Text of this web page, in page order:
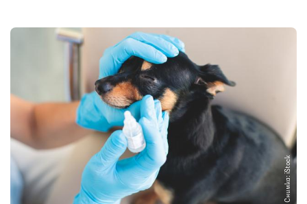
Снимка: iStock